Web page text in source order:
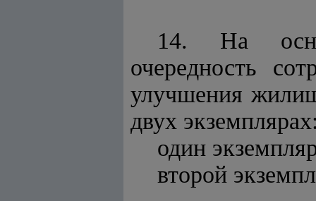
14. На
очередность
улучшения
двух
один
второй